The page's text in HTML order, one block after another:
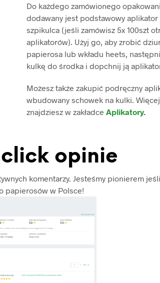
Do każdego zamówionego
dodawany jest podstawowy aplikator
szpikulca (jeśli zamówisz 5x 100szt
aplikatorów). Użyj go, aby zrobić
papierosa lub wkładu heets,
kulkę do środka i dopchnij ją
Możesz także zakupić podręczny
wbudowany schowek na kulki.
znajdziesz w zakładce Aplikatory.
opinie
komentarzy. Jesteśmy pionierem
papierosów w Polsce!